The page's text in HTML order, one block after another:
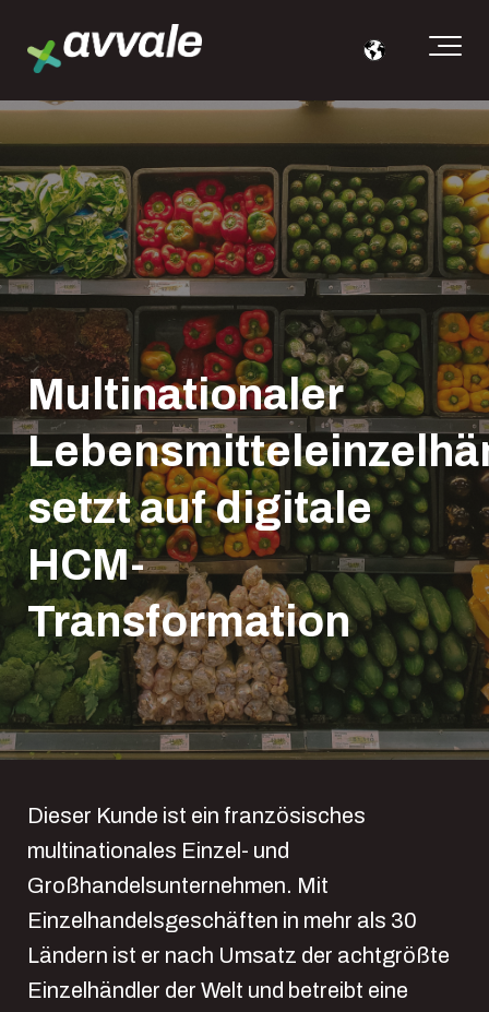
Multinationaler
setzt auf digitale
HCM-
Transformation
Dieser Kunde ist ein französisches
multinationales Einzel- und
Großhandelsunternehmen. Mit
Einzelhandelsgeschäften in mehr als 30
Ländern ist er nach Umsatz der achtgrößte
Einzelhändler der Welt und betreibt eine